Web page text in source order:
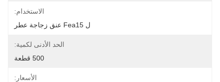
الاستخدام:
ل Fea15 عنق زجاجة عطر
الحد الأدنى لكمية:
500 قطعة
الأسعار: